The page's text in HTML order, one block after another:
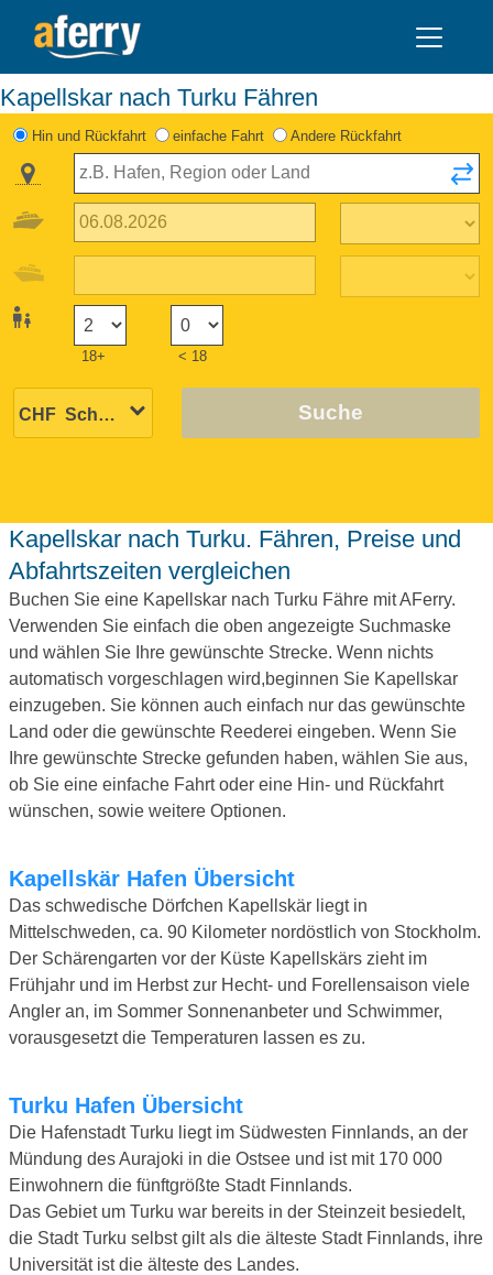
Kapellskar nach Turku Fähren
Hin und Rückfahrt einfache Fahrt Andere Rückfahrt
18+ < 18
Suche
Kapellskar nach Turku. Fähren, Preise und
Abfahrtszeiten vergleichen
Buchen Sie eine Kapellskar nach Turku Fähre mit AFerry.
Verwenden Sie einfach die oben angezeigte Suchmaske
und wählen Sie Ihre gewünschte Strecke. Wenn nichts
automatisch vorgeschlagen wird,beginnen Sie Kapellskar
einzugeben. Sie können auch einfach nur das gewünschte
Land oder die gewünschte Reederei eingeben. Wenn Sie
Ihre gewünschte Strecke gefunden haben, wählen Sie aus,
ob Sie eine einfache Fahrt oder eine Hin- und Rückfahrt
wünschen, sowie weitere Optionen.
Kapellskär Hafen Übersicht
Das schwedische Dörfchen Kapellskär liegt in
Mittelschweden, ca. 90 Kilometer nordöstlich von Stockholm.
Der Schärengarten vor der Küste Kapellskärs zieht im
Frühjahr und im Herbst zur Hecht- und Forellensaison viele
Angler an, im Sommer Sonnenanbeter und Schwimmer,
vorausgesetzt die Temperaturen lassen es zu.
Turku Hafen Übersicht
Die Hafenstadt Turku liegt im Südwesten Finnlands, an der
Mündung des Aurajoki in die Ostsee und ist mit 170 000
Einwohnern die fünftgrößte Stadt Finnlands.
Das Gebiet um Turku war bereits in der Steinzeit besiedelt,
die Stadt Turku selbst gilt als die älteste Stadt Finnlands, ihre
Universität ist die älteste des Landes.